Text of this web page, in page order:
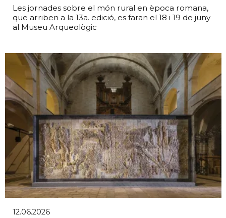
Les jornades sobre el món rural en època romana,
que arriben a la 13a. edició, es faran el 18 i 19 de juny
al Museu Arqueològic
12.06.2026